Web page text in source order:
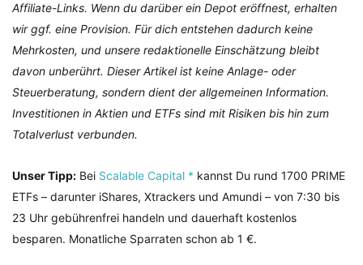
Affiliate-Links. Wenn du darüber ein Depot eröffnest, erhalten
wir ggf. eine Provision. Für dich entstehen dadurch keine
Mehrkosten, und unsere redaktionelle Einschätzung bleibt
davon unberührt. Dieser Artikel ist keine Anlage- oder
Steuerberatung, sondern dient der allgemeinen Information.
Investitionen in Aktien und ETFs sind mit Risiken bis hin zum
Totalverlust verbunden.
Unser Tipp: Bei Scalable Capital * kannst Du rund 1700 PRIME
ETFs – darunter iShares, Xtrackers und Amundi – von 7:30 bis
23 Uhr gebührenfrei handeln und dauerhaft kostenlos
besparen. Monatliche Sparraten schon ab 1 €.